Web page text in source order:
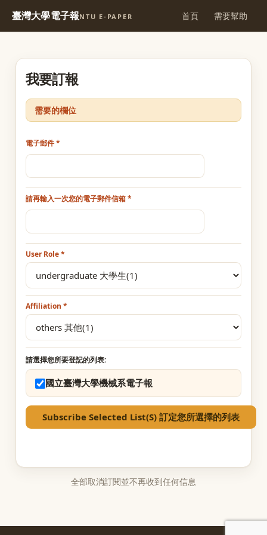
臺灣大學電子報NTU E-PAPER 首頁 需要幫助
我要訂報
需要的欄位
電子郵件
請再輸入一次您的電子郵件信箱
User Role
Affiliation
請選擇您所要登記的列表:
國立臺灣大學機械系電子報
全部取消訂閱並不再收到任何信息